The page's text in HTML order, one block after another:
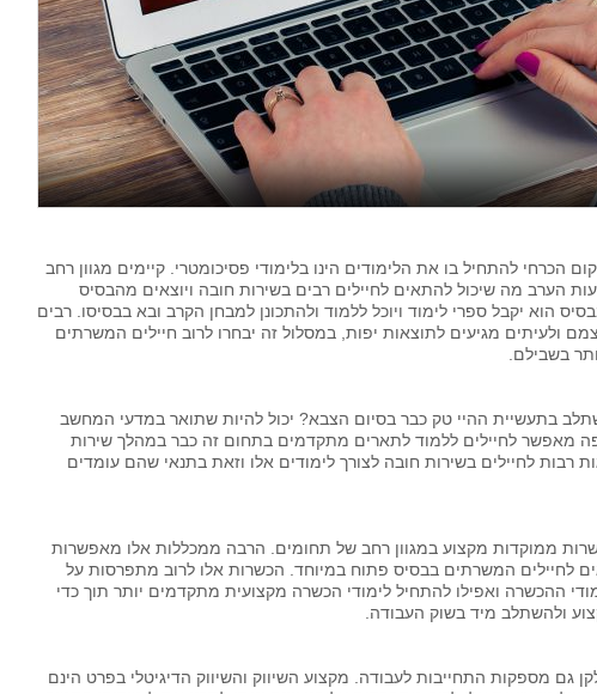
הכרחי להתחיל בו את הלימודים הינו בלימודי פסיכומטרי. קיימים מגוון רחב
הערב מה שיכול להתאים לחיילים רבים בשירות חובה ויוצאים מהבסיס
הוא יקבל ספרי לימוד ויוכל ללמוד ולהתכונן למבחן הקרב ובא בבסיסו. רבים
ולעיתים מגיעים לתוצאות יפות, במסלול זה יבחרו לרוב חיילים המשרתים
בשבילם.
בכל זאת להשתלב בתעשיית ההיי טק כבר בסיום הצבא? יכול להיות שתואר במדעי המחשב
מאפשר לחיילים ללמוד לתארים מתקדמים בתחום זה כבר במהלך שירות
רבות לחיילים בשירות חובה לצורך לימודים אלו וזאת בתנאי שהם עומדים
ממוקדות מקצוע במגוון רחב של תחומים. הרבה ממכללות אלו מאפשרות
לחיילים המשרתים בבסיס פתוח במיוחד. הכשרות אלו לרוב מתפרסות על
ההכשרה ואפילו להתחיל לימודי הכשרה מקצועית מתקדמים יותר תוך כדי
ולהשתלב מיד בשוק העבודה.
גם מספקות התחייבות לעבודה. מקצוע השיווק והשיווק הדיגיטלי בפרט הינם